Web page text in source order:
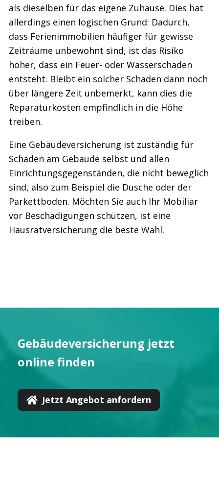
als dieselben für das eigene Zuhause. Dies hat
allerdings einen logischen Grund: Dadurch,
dass Ferienimmobilien häufiger für gewisse
Zeiträume unbewohnt sind, ist das Risiko
höher, dass ein Feuer- oder Wasserschaden
entsteht. Bleibt ein solcher Schaden dann noch
über längere Zeit unbemerkt, kann dies die
Reparaturkosten empfindlich in die Höhe
treiben.
Eine Gebäudeversicherung ist zuständig für
Schäden am Gebäude selbst und allen
Einrichtungsgegenständen, die nicht beweglich
sind, also zum Beispiel die Dusche oder der
Parkettboden. Möchten Sie auch Ihr Mobiliar
vor Beschädigungen schützen, ist eine
Hausratversicherung die beste Wahl.
Gebäude­versicherung jetzt
online finden
Jetzt Angebot anfordern